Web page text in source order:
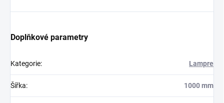
Doplňkové parametry
Kategorie: Lampre
Šířka: 1000 mm